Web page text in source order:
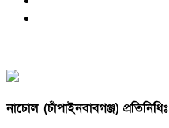
নাচোল (চাঁপাইনবাবগঞ্জ) প্রতিনিধিঃ